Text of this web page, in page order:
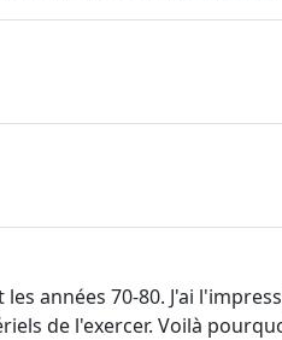
années 70-80. J'ai
de l'exercer. Voilà